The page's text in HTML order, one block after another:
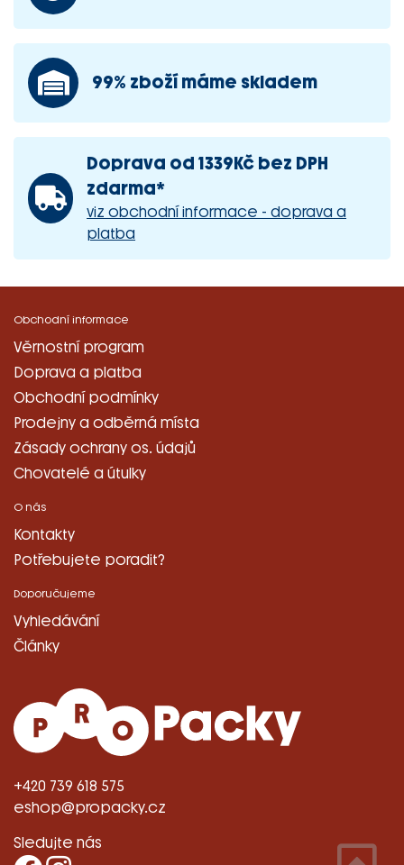
99% zboží máme skladem
Doprava od 1339Kč bez DPH
zdarma*
viz obchodní informace - doprava a
platba
+420 739 618 575
eshop@propacky.cz
Sledujte nás
Obchodní informace
Věrnostní program
Doprava a platba
Obchodní podmínky
Prodejny a odběrná místa
Zásady ochrany os. údajů
Chovatelé a útulky
O nás
Kontakty
Potřebujete poradit?
Doporučujeme
Vyhledávání
Články